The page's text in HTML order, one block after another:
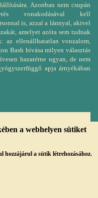
Azonban nem csupán
vonakodásával kell
is, azzal a lánnyal, akivel
amelyet azóta sem tudnak
az ellenállhatatlan vonzalom,
Bash hívása milyen választás
hazatérne ugyan, de nem
apja árnyékában
a webhelyen sütiket
hozzájárul a sütik létrehozásához.